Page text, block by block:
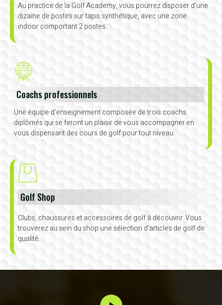
Au practice de la Golf Academy, vous pourrez disposer d’une
dizaine de postes sur tapis synthétique, avec une zone
indoor comportant 2 postes.
Coachs professionnels
Une équipe d’enseignement composée de trois coachs
diplômés qui se feront un plaisir de vous accompagner en
vous dispensant des cours de golf pour tout niveau.
Golf Shop
Clubs, chaussures et accessoires de golf à découvrir. Vous
trouverez au sein du shop une sélection d’articles de golf de
qualité.